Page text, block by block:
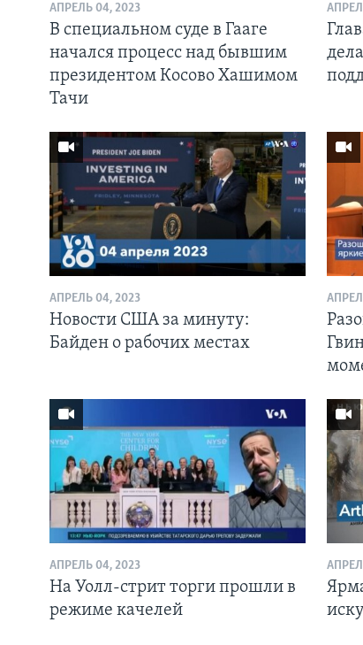
АПРЕЛЬ 04, 2023
В специальном суде в Гааге
начался процесс над бывшим
президентом Косово Хашимом
Тачи
АПРЕЛЬ 04, 2023
Новости США за минуту:
Байден о рабочих местах
АПРЕЛЬ 04, 2023
На Уолл-стрит торги прошли в
режиме качелей